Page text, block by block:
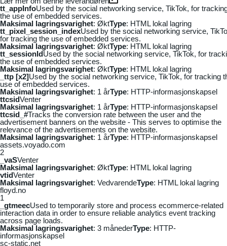
tt_appInfoUsed by the social networking service, TikTok, for
the use of embedded services.
Maksimal lagringsvarighet: ØktType: HTML lokal lagring
tt_pixel_session_indexUsed by the social networking service,
for tracking the use of embedded services.
Maksimal lagringsvarighet: ØktType: HTML lokal lagring
tt_sessionIdUsed by the social networking service, TikTok, for
the use of embedded services.
Maksimal lagringsvarighet: ØktType: HTML lokal lagring
_ttp [x2]Used by the social networking service, TikTok, for tracking
use of embedded services.
Maksimal lagringsvarighet: 1 årType: HTTP-informasjonskapsel
ttcsidVenter
Maksimal lagringsvarighet: 1 årType: HTTP-informasjonskapsel
ttcsid_#Tracks the conversion rate between the user and the
advertisement banners on the website - This serves to optimise the
relevance of the advertisements on the website.
Maksimal lagringsvarighet: 1 årType: HTTP-informasjonskapsel
assets.voyado.com
2
_vaSVenter
Maksimal lagringsvarighet: ØktType: HTML lokal lagring
vtidVenter
Maksimal lagringsvarighet: VedvarendeType: HTML lokal lagring
floyd.no
1
_gtmeecUsed to temporarily store and process ecommerce-related
interaction data in order to ensure reliable analytics event tracking
across page loads.
Maksimal lagringsvarighet: 3 månederType: HTTP-
informasjonskapsel
sc-static.net